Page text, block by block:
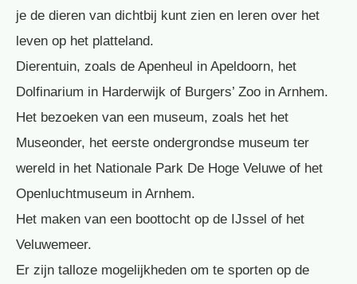
je de dieren van dichtbij kunt zien en leren over het
leven op het platteland.
Dierentuin, zoals de Apenheul in Apeldoorn, het
Dolfinarium in Harderwijk of Burgers’ Zoo in Arnhem.
Het bezoeken van een museum, zoals het het
Museonder, het eerste ondergrondse museum ter
wereld in het Nationale Park De Hoge Veluwe of het
Openluchtmuseum in Arnhem.
Het maken van een boottocht op de IJssel of het
Veluwemeer.
Er zijn talloze mogelijkheden om te sporten op de